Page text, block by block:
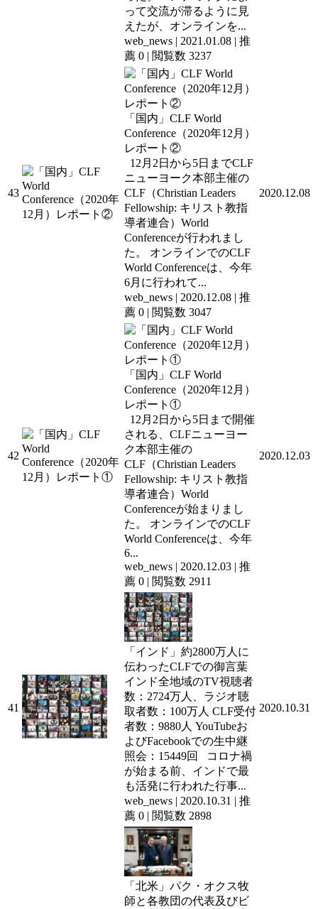
って交流が滞るように見
えたが、オンラインを...
web_news | 2021.01.08 | 推
薦 0 | 閲覧数 3237
43
「国内」CLF World
Conference（2020年12月）
レポート②
12月2日から5日までCLF
ニューヨーク本部主催の
CLF（Christian Leaders
Fellowship: キリスト教指
導者連合）World
Conferenceが行われまし
た。 オンラインでのCLF
World Conferenceは、今年
6月に行われて...
web_news | 2020.12.08 | 推
薦 0 | 閲覧数 3047
2020.12.08
42
「国内」CLF World
Conference（2020年12月）
レポート①
12月2日から5日まで開催
される、CLFニューヨー
ク本部主催の
CLF（Christian Leaders
Fellowship: キリスト教指
導者連合）World
Conferenceが始まりまし
た。 オンラインでのCLF
World Conferenceは、今年
6...
web_news | 2020.12.03 | 推
薦 0 | 閲覧数 2911
2020.12.03
41
「インド」約2800万人に
伝わったCLFでの御言葉
インド全地域のTV視聴者
数：2724万人、ラジオ聴
取者数：100万人 CLF受付
者数：9880人 YouTubeお
よびFacebookでの生中継
照会：15449回 コロナ禍
が始まる前、インドで最
も活発に行われた行事...
web_news | 2020.10.31 | 推
薦 0 | 閲覧数 2898
2020.10.31
「北米」パク・オクス牧
師と各教団の代表及びビ